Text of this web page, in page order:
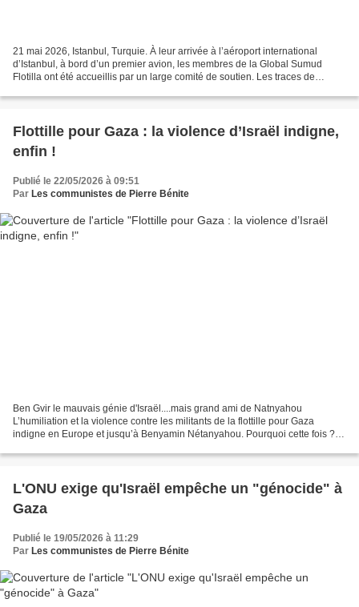
21 mai 2026, Istanbul, Turquie. À leur arrivée à l’aéroport international
d’Istanbul, à bord d’un premier avion, les membres de la Global Sumud
Flotilla ont été accueillis par un large comité de soutien. Les traces de
Flottille pour Gaza : la violence d’Israël indigne,
enfin !
Publié le 22/05/2026 à 09:51
Par Les communistes de Pierre Bénite
Ben Gvir le mauvais génie d'Israël....mais grand ami de Natnyahou
L’humiliation et la violence contre les militants de la flottille pour Gaza
indigne en Europe et jusqu’à Benyamin Nétanyahou. Pourquoi cette fois ?
L'ONU exige qu'Israël empêche un "génocide" à
Gaza
Publié le 19/05/2026 à 11:29
Par Les communistes de Pierre Bénite